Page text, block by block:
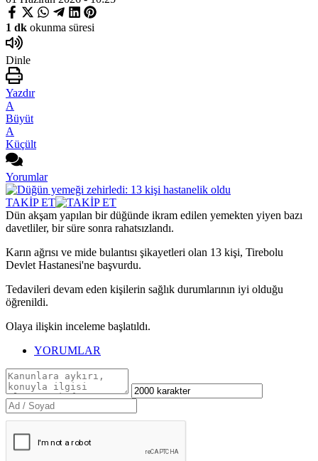
1 dk okunma süresi
Dinle
Yazdır
A
Büyüt
A
Küçült
Yorumlar
TAKİP ET
Dün akşam yapılan bir düğünde ikram edilen yemekten yiyen bazı
davetliler, bir süre sonra rahatsızlandı.
Karın ağrısı ve mide bulantısı şikayetleri olan 13 kişi, Tirebolu
Devlet Hastanesi'ne başvurdu.
Tedavileri devam eden kişilerin sağlık durumlarının iyi olduğu
öğrenildi.
Olaya ilişkin inceleme başlatıldı.
YORUMLAR